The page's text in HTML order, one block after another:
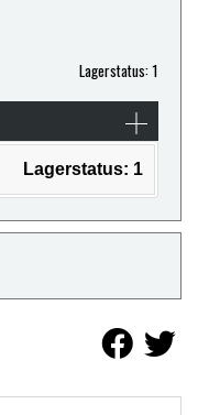
Lagerstatus: 1
Lagerstatus: 1